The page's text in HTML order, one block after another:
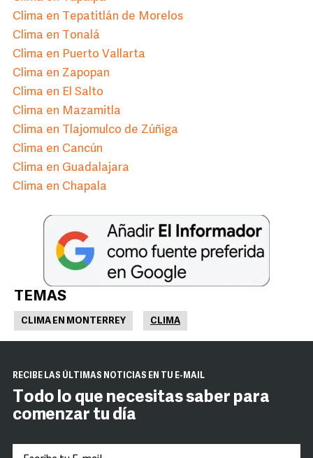
Clima en Tepatitlán de Morelos
Clima en Tonalá
Clima en Puerto Vallarta
Clima en Zapopan
Clima en El Salto
Clima en Mazamitla
Clima en Tlajomulco de Zúñiga
Clima en Cancún
Clima en Guadalajara
Clima en Chapala
TEMAS
CLIMA EN MONTERREY CLIMA
RECIBE LAS ÚLTIMAS NOTICIAS EN TU E-MAIL
Todo lo que necesitas saber para
comenzar tu día